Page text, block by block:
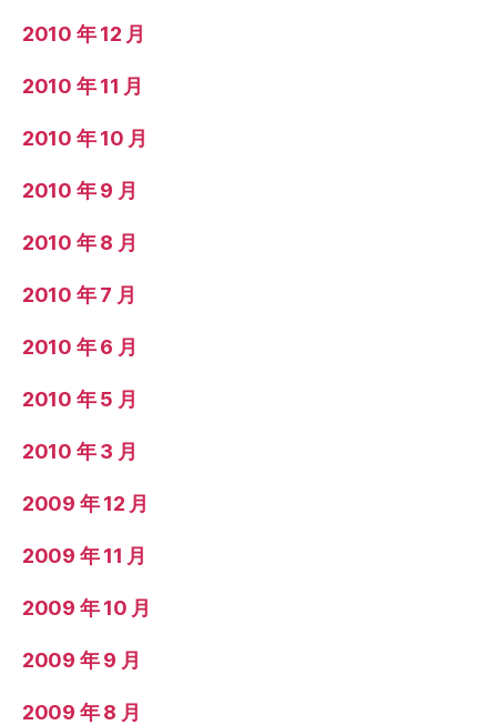
2010 年 12 月
2010 年 11 月
2010 年 10 月
2010 年 9 月
2010 年 8 月
2010 年 7 月
2010 年 6 月
2010 年 5 月
2010 年 3 月
2009 年 12 月
2009 年 11 月
2009 年 10 月
2009 年 9 月
2009 年 8 月